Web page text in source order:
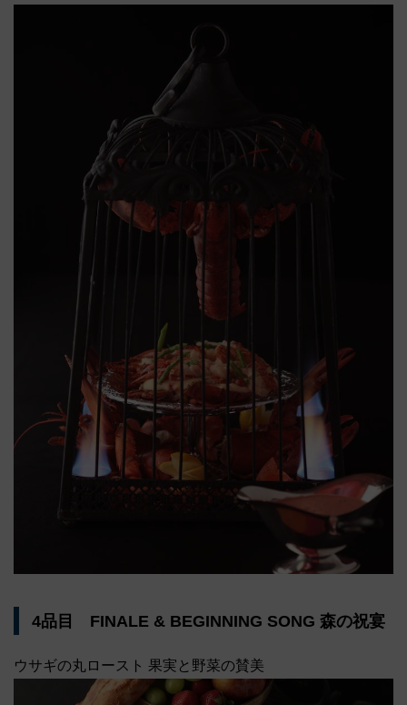
4品目 FINALE & BEGINNING SONG 森の祝宴
ウサギの丸ロースト 果実と野菜の賛美